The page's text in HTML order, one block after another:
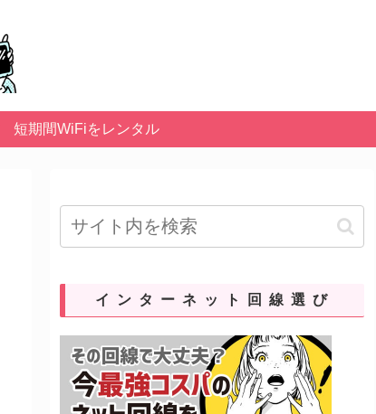
短期間WiFiをレンタル
インターネット回線選び